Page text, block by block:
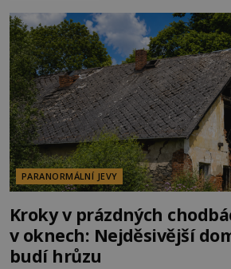
kolem 17 000 000
velká snaha to utajit, někteří z
PARANORMÁLNÍ JEVY
Kroky v prázdných
v oknech: Nejděsivější
budí hrůzu